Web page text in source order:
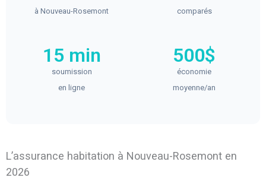
à Nouveau-Rosemont
comparés
15 min
soumission
en ligne
500$
économie
moyenne/an
L’assurance habitation à Nouveau-Rosemont en
2026